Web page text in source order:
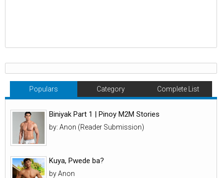
Populars Category Complete List
Biniyak Part 1 | Pinoy M2M Stories
by: Anon (Reader Submission)
Kuya, Pwede ba?
by Anon